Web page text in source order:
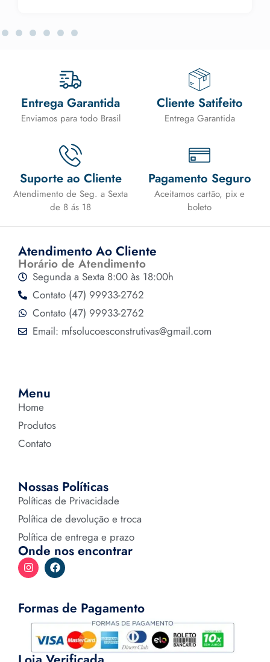
Entrega Garantida
Enviamos para todo Brasil
Cliente Satifeito
Entrega Garantida
Suporte ao Cliente
Atendimento de Seg. a Sexta
de 8 ás 18
Pagamento Seguro
Aceitamos cartão, pix e
boleto
Atendimento Ao Cliente
Horário de Atendimento
Segunda a Sexta 8:00 às 18:00h
Contato (47) 99933-2762
Contato (47) 99933-2762
Email: mfsolucoesconstrutivas@gmail.com
Menu
Home
Produtos
Contato
Nossas Políticas
Políticas de Privacidade
Política de devolução e troca
Política de entrega e prazo
Onde nos encontrar
Formas de Pagamento